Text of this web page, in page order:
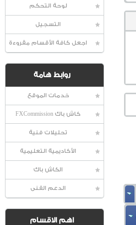
لوحة التحكم
التسجيل
اجعل كافة الأقسام مقروءة
روابط هامة
خدمات الموقع
كاش باك FXCommission
تحليلات فنية
الأكاديمية التعليمية
الكاش باك
الدعم الفنى
اهم الاقسام